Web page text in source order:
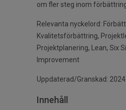
om fler steg inom
Relevanta nyckelord:
Kvalitetsförbättring,
Projektplanering, Lean, Six
Improvement
Uppdaterad/Granskad:
Innehåll